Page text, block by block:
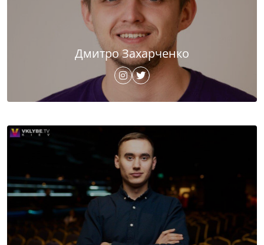
Дмитро Захарченко